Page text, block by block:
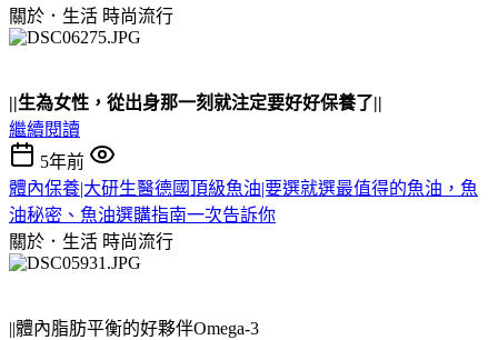
關於．生活 時尚流行
||生為女性，從出身那一刻就注定要好好保養了||
繼續閱讀
5年前
體內保養|大研生醫德國頂級魚油|要選就選最值得的魚油，魚
油秘密、魚油選購指南一次告訴你
關於．生活 時尚流行
||體內脂肪平衡的好夥伴Omega-3